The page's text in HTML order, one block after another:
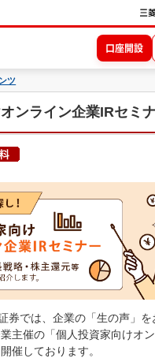
口座開設
ツ
ンライン企業IRセミ
券では、企業の「生の声」を
主催の「個人投資家向けオ
催しております。